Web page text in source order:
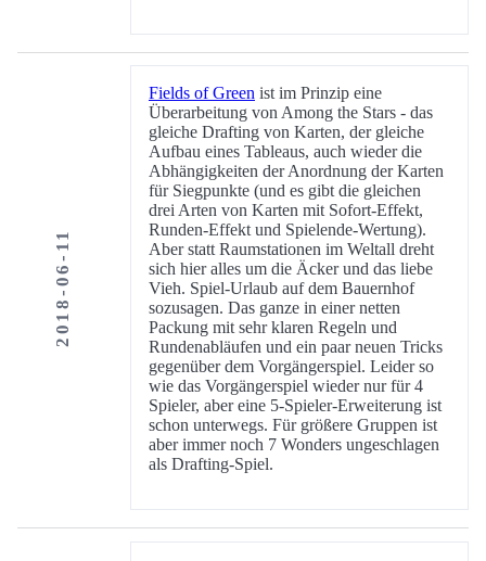
2018-06-11
Fields of Green ist im Prinzip eine
Überarbeitung von Among the Stars - das
gleiche Drafting von Karten, der gleiche
Aufbau eines Tableaus, auch wieder die
Abhängigkeiten der Anordnung der Karten
für Siegpunkte (und es gibt die gleichen
drei Arten von Karten mit Sofort-Effekt,
Runden-Effekt und Spielende-Wertung).
Aber statt Raumstationen im Weltall dreht
sich hier alles um die Äcker und das liebe
Vieh. Spiel-Urlaub auf dem Bauernhof
sozusagen. Das ganze in einer netten
Packung mit sehr klaren Regeln und
Rundenabläufen und ein paar neuen Tricks
gegenüber dem Vorgängerspiel. Leider so
wie das Vorgängerspiel wieder nur für 4
Spieler, aber eine 5-Spieler-Erweiterung ist
schon unterwegs. Für größere Gruppen ist
aber immer noch 7 Wonders ungeschlagen
als Drafting-Spiel.